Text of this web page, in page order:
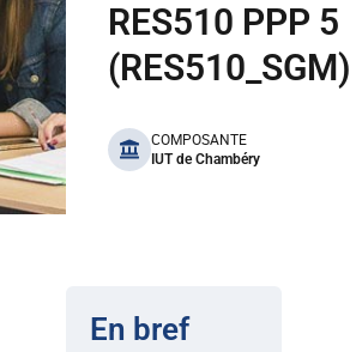
RES510 PPP 5
(RES510_SGM)
benefits
COMPOSANTE
IUT de Chambéry
En bref